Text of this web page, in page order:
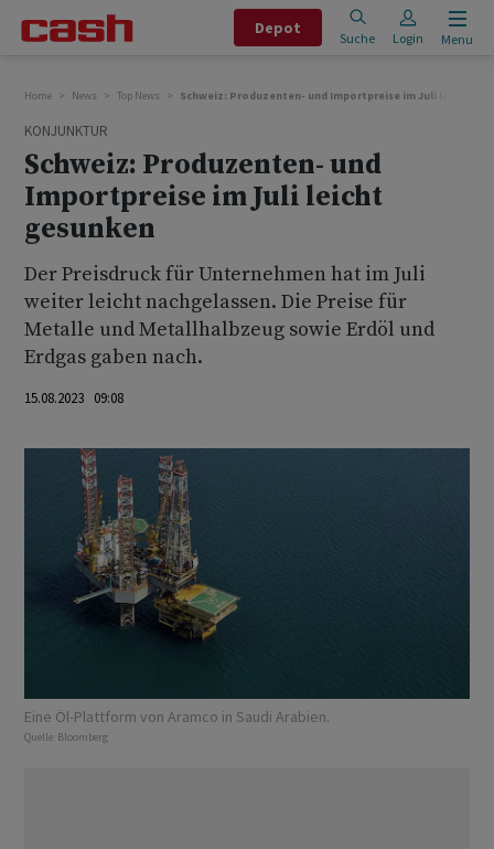
Depot
Suche Login Menu
Home News Top News Schweiz: Produzenten- und Importpreise im Juli leicht
KONJUNKTUR
Schweiz: Produzenten- und
Importpreise im Juli leicht
gesunken
Der Preisdruck für Unternehmen hat im Juli
weiter leicht nachgelassen. Die Preise für
Metalle und Metallhalbzeug sowie Erdöl und
Erdgas gaben nach.
15.08.2023 09:08
Eine Öl-Plattform von Aramco in Saudi Arabien.
Quelle: Bloomberg